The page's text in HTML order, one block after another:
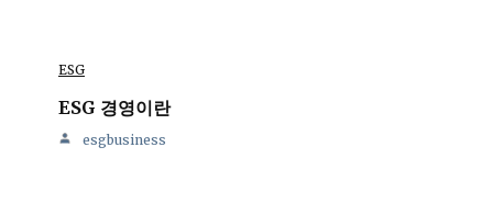
ESG
ESG 경영이란
esgbusiness